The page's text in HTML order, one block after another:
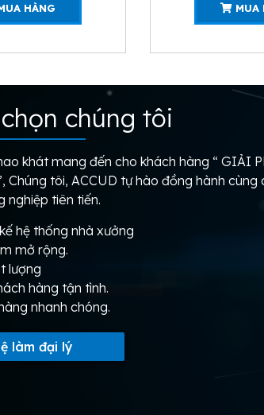
HÀNG MUA
chúng tôi
khát mang đến cho khách hàng “ GIẢI
Chúng tôi, ACCUD tự hào đồng hành
nghiệp tiên tiến.
hệ thống nhà xưởng
mở rộng.
lượng
hàng tận tình.
nhanh chóng.
làm đại lý